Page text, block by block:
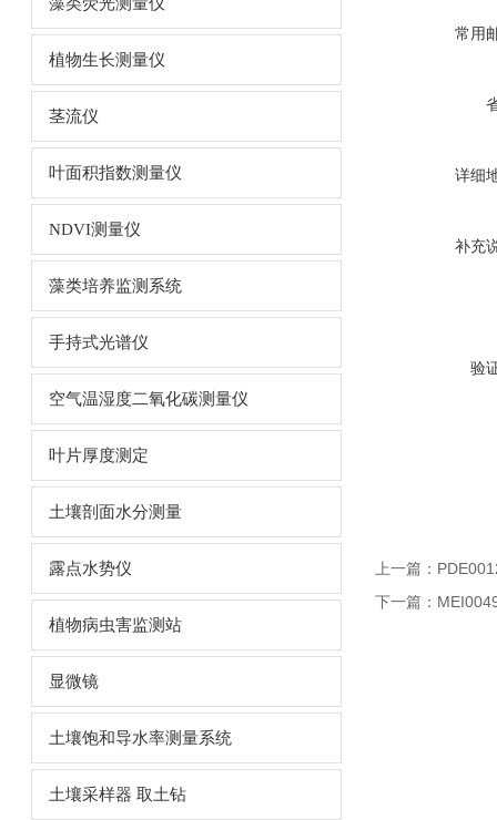
植物生长测量仪
茎流仪
叶面积指数测量仪
NDVI测量仪
藻类培养监测系统
手持式光谱仪
空气温湿度二氧化碳测量仪
叶片厚度测定
土壤剖面水分测量
露点水势仪
植物病虫害监测站
显微镜
土壤饱和导水率测量系统
土壤采样器 取土钻
常用
详细
补充
验
上一篇：
下一篇：